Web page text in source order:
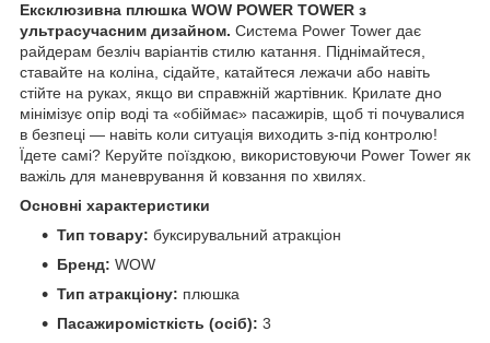
Ексклюзивна плюшка WOW POWER TOWER з
ультрасучасним дизайном. Система Power Tower дає
райдерам безліч варіантів стилю катання. Піднімайтеся,
ставайте на коліна, сідайте, катайтеся лежачи або навіть
стійте на руках, якщо ви справжній жартівник. Крилате дно
мінімізує опір воді та «обіймає» пасажирів, щоб ті почувалися
в безпеці — навіть коли ситуація виходить з-під контролю!
Їдете самі? Керуйте поїздкою, використовуючи Power Tower як
важіль для маневрування й ковзання по хвилях.
Основні характеристики
Тип товару: буксирувальний атракціон
Бренд: WOW
Тип атракціону: плюшка
Пасажиромісткість (осіб): 3